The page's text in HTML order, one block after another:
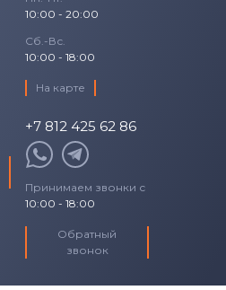
10:00 - 20:00
Сб.-Вс.
10:00 - 18:00
На карте
+7 812 425 62 86
Принимаем звонки с
10:00 - 18:00
Обратный
звонок